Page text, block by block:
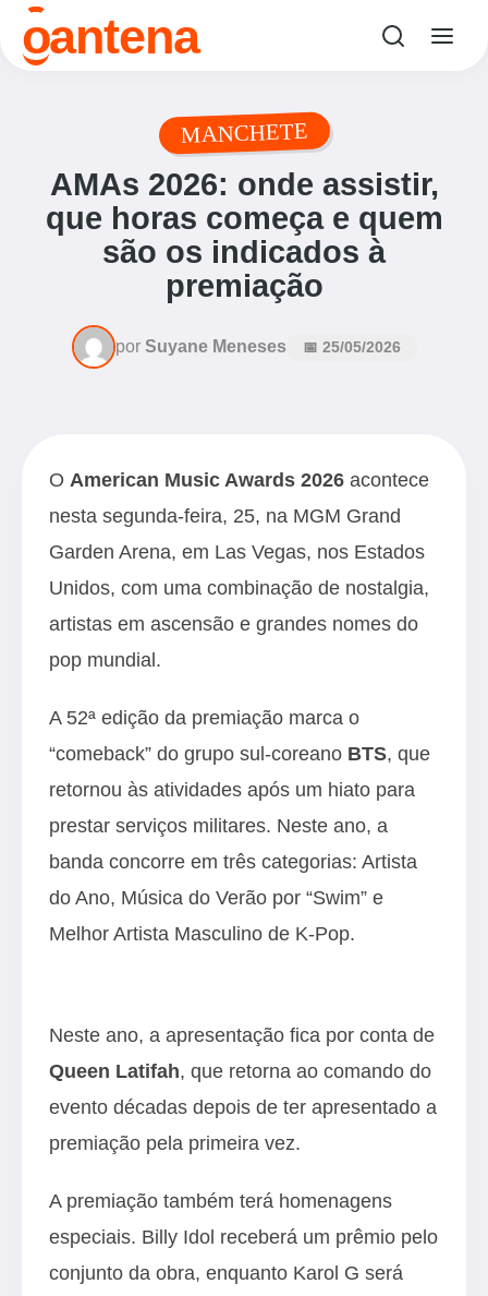
oantena
MANCHETE
AMAs 2026: onde assistir,
que horas começa e quem
são os indicados à
premiação
por Suyane Meneses 📅 25/05/2026
O American Music Awards 2026 acontece
nesta segunda-feira, 25, na MGM Grand
Garden Arena, em Las Vegas, nos Estados
Unidos, com uma combinação de nostalgia,
artistas em ascensão e grandes nomes do
pop mundial.
A 52ª edição da premiação marca o
“comeback” do grupo sul-coreano BTS, que
retornou às atividades após um hiato para
prestar serviços militares. Neste ano, a
banda concorre em três categorias: Artista
do Ano, Música do Verão por “Swim” e
Melhor Artista Masculino de K-Pop.
Neste ano, a apresentação fica por conta de
Queen Latifah, que retorna ao comando do
evento décadas depois de ter apresentado a
premiação pela primeira vez.
A premiação também terá homenagens
especiais. Billy Idol receberá um prêmio pelo
conjunto da obra, enquanto Karol G será